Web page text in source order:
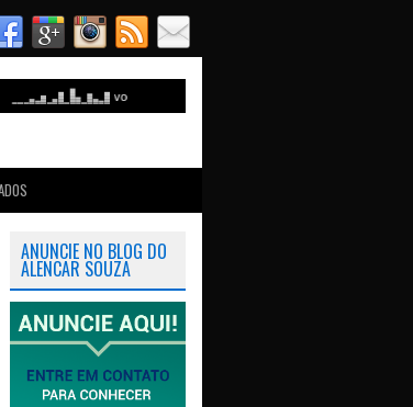
ANUNCIE NO BLOG DO
ALENCAR SOUZA